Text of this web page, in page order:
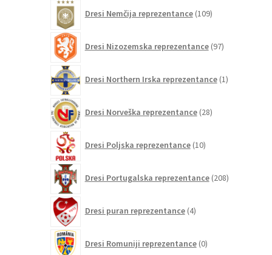
Dresi Nemčija reprezentance 109izdelkov
Dresi Nizozemska reprezentance 97izdelkov
Dresi Northern Irska reprezentance 1izdelek
Dresi Norveška reprezentance 28izdelkov
Dresi Poljska reprezentance 10izdelkov
Dresi Portugalska reprezentance 208izdelkov
Dresi puran reprezentance 4izdelki
Dresi Romuniji reprezentance 0izdelkov